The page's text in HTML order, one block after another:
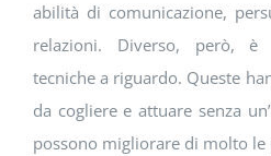
abilità di comunicazione,
relazioni. Diverso, però, è
tecniche a riguardo. Queste
da cogliere e attuare senza
possono migliorare di molto le